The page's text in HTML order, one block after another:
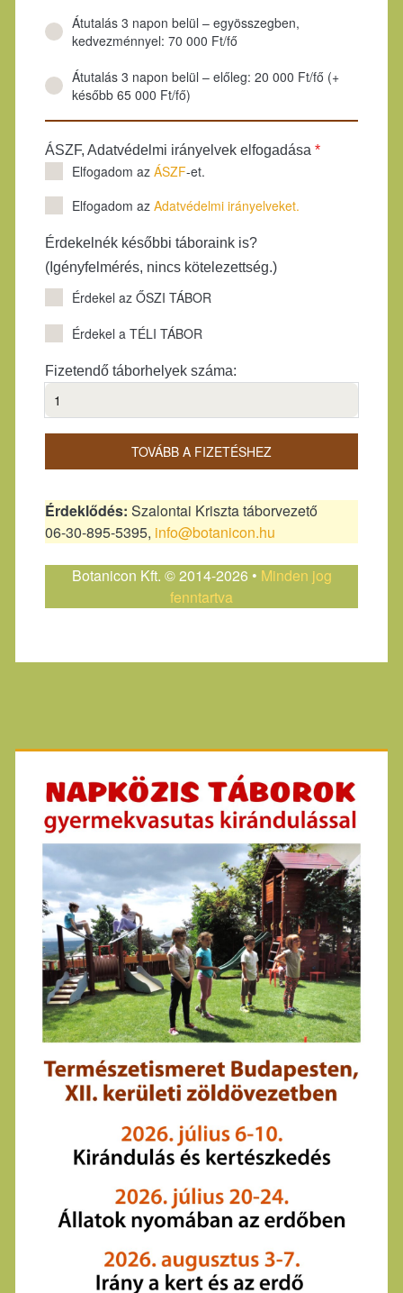
Átutalás 3 napon belül – egyösszegben,
kedvezménnyel: 70 000 Ft/fő
Átutalás 3 napon belül – előleg: 20 000 Ft/fő (+
később 65 000 Ft/fő)
ÁSZF, Adatvédelmi irányelvek elfogadása *
Elfogadom az ÁSZF-et.
Elfogadom az Adatvédelmi irányelveket.
Érdekelnék későbbi táboraink is?
(Igényfelmérés, nincs kötelezettség.)
Érdekel az ŐSZI TÁBOR
Érdekel a TÉLI TÁBOR
Fizetendő táborhelyek száma:
TOVÁBB A FIZETÉSHEZ
Érdeklődés: Szalontai Kriszta táborvezető
06-30-895-5395, info@botanicon.hu
Botanicon Kft. © 2014-2026 • Minden jog
fenntartva
Primary
Sidebar